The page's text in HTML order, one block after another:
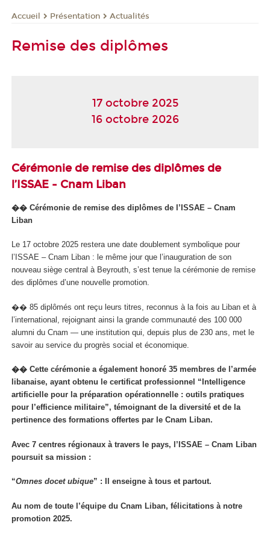
Accueil Présentation Actualités
Remise des diplômes
17 octobre 2025
16 octobre 2026
Cérémonie de remise des diplômes de
l’ISSAE - Cnam Liban
�� Cérémonie de remise des diplômes de l’ISSAE – Cnam
Liban
Le 17 octobre 2025 restera une date doublement symbolique pour
l’ISSAE – Cnam Liban : le même jour que l’inauguration de son
nouveau siège central à Beyrouth, s’est tenue la cérémonie de remise
des diplômes d’une nouvelle promotion.
�� 85 diplômés ont reçu leurs titres, reconnus à la fois au Liban et à
l’international, rejoignant ainsi la grande communauté des 100 000
alumni du Cnam — une institution qui, depuis plus de 230 ans, met le
savoir au service du progrès social et économique.
�� Cette cérémonie a également honoré 35 membres de l’armée
libanaise, ayant obtenu le certificat professionnel “Intelligence
artificielle pour la préparation opérationnelle : outils pratiques
pour l’efficience militaire”, témoignant de la diversité et de la
pertinence des formations offertes par le Cnam Liban.
Avec 7 centres régionaux à travers le pays, l’ISSAE – Cnam Liban
poursuit sa mission :
“Omnes docet ubique” : Il enseigne à tous et partout.
Au nom de toute l’équipe du Cnam Liban, félicitations à notre
promotion 2025.